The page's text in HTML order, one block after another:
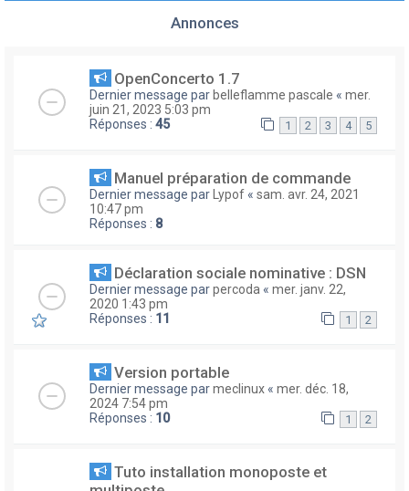
Annonces
OpenConcerto 1.7
Dernier message par belleflamme pascale « mer.
juin 21, 2023 5:03 pm
Réponses : 45 1 2 3 4 5
Manuel préparation de commande
Dernier message par Lypof « sam. avr. 24, 2021
10:47 pm
Réponses : 8
Déclaration sociale nominative : DSN
Dernier message parpercoda « mer. janv. 22,
2020 1:43 pm
Réponses : 11 1 2
Version portable
Dernier message parmeclinux « mer. déc. 18,
2024 7:54 pm
Réponses : 10 1 2
Tuto installation monoposte et